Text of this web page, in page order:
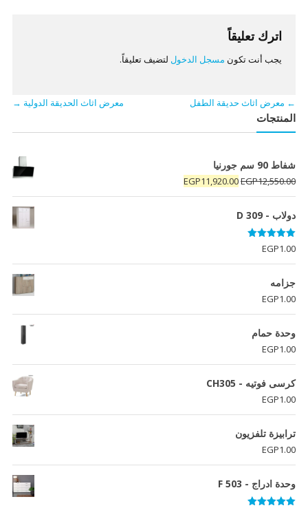
اترك تعليقاً
يجب أنت تكون مسجل الدخول لتضيف تعليقاً.
← معرض اثاث حديقة الطفل معرض اثاث الحديقة الدولية →
المنتجات
شفاط 90 سم جورنيا
EGP12,550.00
السعر
الأصلي
هو:
EGP11,920.00
السعر
الحالي
دولاب - D 309
تم التقييم
5.00
من 5
EGP1.00
جزامه
EGP1.00
وحدة حمام
EGP1.00
كرسى فوتيه - CH305
EGP1.00
ترابيزة تلفزيون
EGP1.00
وحدة ادراج - F 503